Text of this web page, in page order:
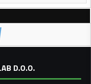
D.O.O.